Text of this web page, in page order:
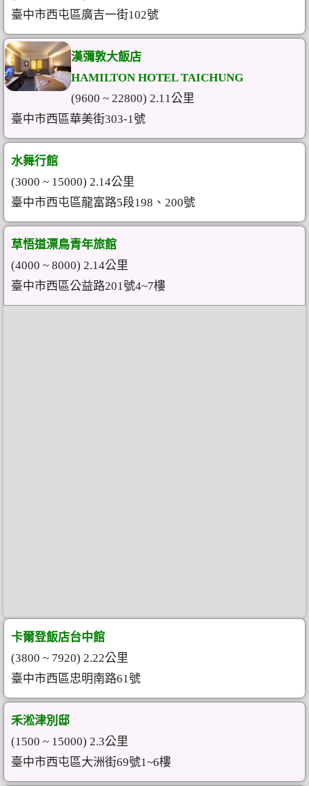
臺中市西屯區廣吉一街102號
漢彌敦大飯店
HAMILTON HOTEL TAICHUNG
(9600 ~ 22800) 2.11公里
臺中市西區華美街303-1號
水舞行館
(3000 ~ 15000) 2.14公里
臺中市西屯區龍富路5段198、200號
草悟道漂鳥青年旅館
(4000 ~ 8000) 2.14公里
臺中市西區公益路201號4~7樓
卡爾登飯店台中館
(3800 ~ 7920) 2.22公里
臺中市西區忠明南路61號
禾淞津別邸
(1500 ~ 15000) 2.3公里
臺中市西屯區大洲街69號1~6樓